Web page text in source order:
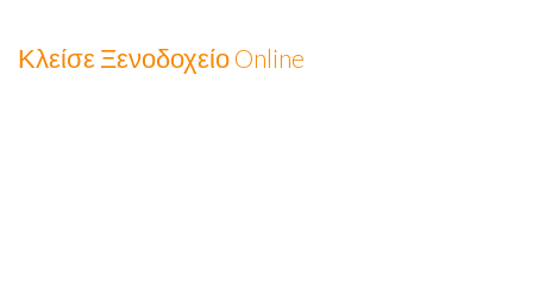
Κλείσε Ξενοδοχείο Online